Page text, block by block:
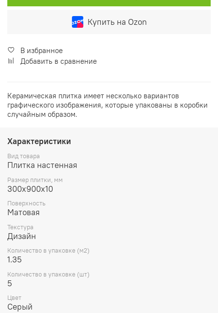
Купить на Ozon
В избранное
Добавить в сравнение
Керамическая плитка имеет несколько вариантов
графического изображения, которые упакованы в коробки
случайным образом.
Характеристики
Вид товара
Плитка настенная
Размер плитки, мм
300х900х10
Поверхность
Матовая
Текстура
Дизайн
Количество в упаковке (м2)
1.35
Количество в упаковке (шт)
5
Цвет
Серый